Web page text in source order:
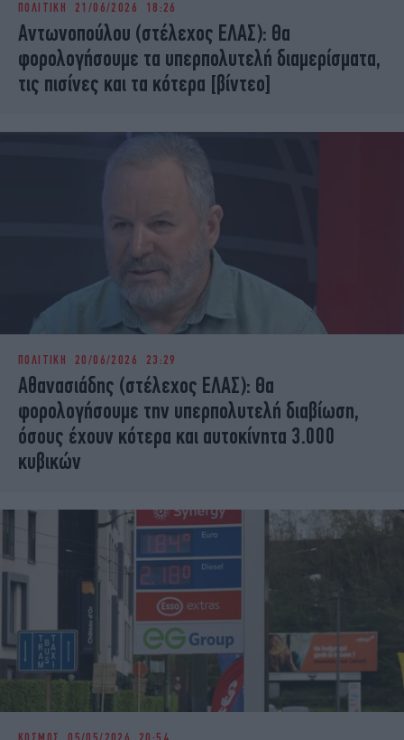
iBOOKS
OSCARS
THE OCEAN
MEDIA
ELAMEFORA
ΠΟΛΙΤΙΚΗ 21/06/2026 18:26
Αντωνοπούλου (στέλεχος ΕΛΑΣ): Θα
φορολογήσουμε τα υπερπολυτελή διαμερίσματα,
τις πισίνες και τα κότερα [βίντεο]
ΠΟΛΙΤΙΚΗ 20/06/2026 23:29
Αθανασιάδης (στέλεχος ΕΛΑΣ): Θα
φορολογήσουμε την υπερπολυτελή διαβίωση,
όσους έχουν κότερα και αυτοκίνητα 3.000
κυβικών